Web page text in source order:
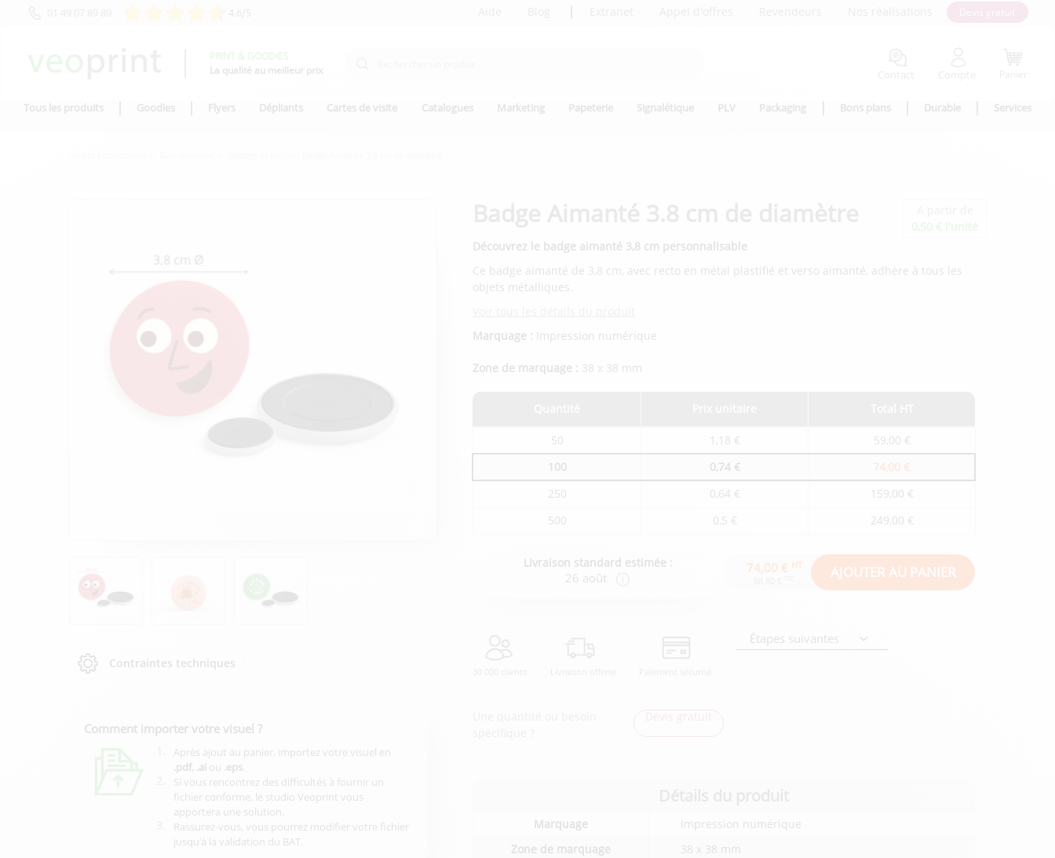
La qualité au meilleur prix
Tous les produits Goodies Flyers Dépliants Cartes de visite Catalogues Marketing Papeterie Signalétique PLV Packaging Bons plans Durable Services
Contraintes techniques
Comment importer votre visuel ?
Après ajout au panier, importez votre visuel en
.pdf, .ai ou .eps.
Si vous rencontrez des difficultés à fournir un
fichier conforme, le studio Veoprint vous
apportera une solution.
Rassurez-vous, vous pourrez modifier votre fichier
jusqu’à la validation du BAT.
Découvrez le badge aimanté 3,8 cm personnalisable
Ce badge aimanté de 3,8 cm, avec recto en métal plastifié et verso aimanté, adhère à tous les
objets métalliques.
Marquage : Impression numérique
Zone de marquage : 38 x 38 mm
produit
fonction
50 1,18 €
59,00 €
100
0,74 €
74,00 €
250
0,64 €
159,00 €
500
0,5 € 249,00 €
Livraison standard estimée :
26 août
74,00 € HT
AJOUTER AU PANIER
Étapes suivantes
Marquage
Impression numérique
Zone de marquage
38 x 38 mm